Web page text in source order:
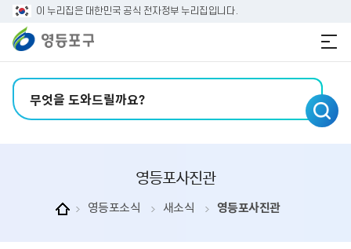
본문 바로가기
주메뉴 바로가기
이 누리집은 대한민국 공식 전자정부 누리집입니다.
영등포사진관
영등포소식 새소식 영등포사진관